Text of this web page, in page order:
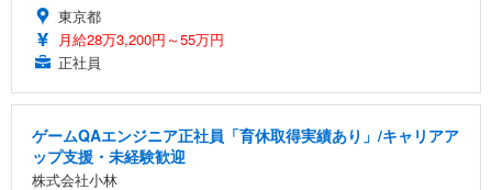
東京都
月給28万3,200円～55万円
正社員
ゲームQAエンジニア正社員「育休取得実績あり」/キャリアア
ップ支援・未経験歓迎
株式会社小林